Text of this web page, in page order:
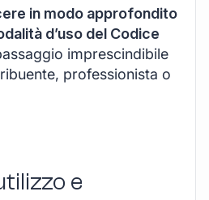
in modo approfondito
d’uso del Codice
imprescindibile
professionista o
e